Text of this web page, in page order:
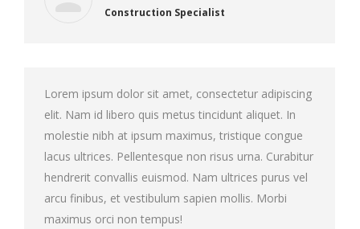
Construction Specialist
Lorem ipsum dolor sit amet, consectetur adipiscing
elit. Nam id libero quis metus tincidunt aliquet. In
molestie nibh at ipsum maximus, tristique congue
lacus ultrices. Pellentesque non risus urna. Curabitur
hendrerit convallis euismod. Nam ultrices purus vel
arcu finibus, et vestibulum sapien mollis. Morbi
maximus orci non tempus!